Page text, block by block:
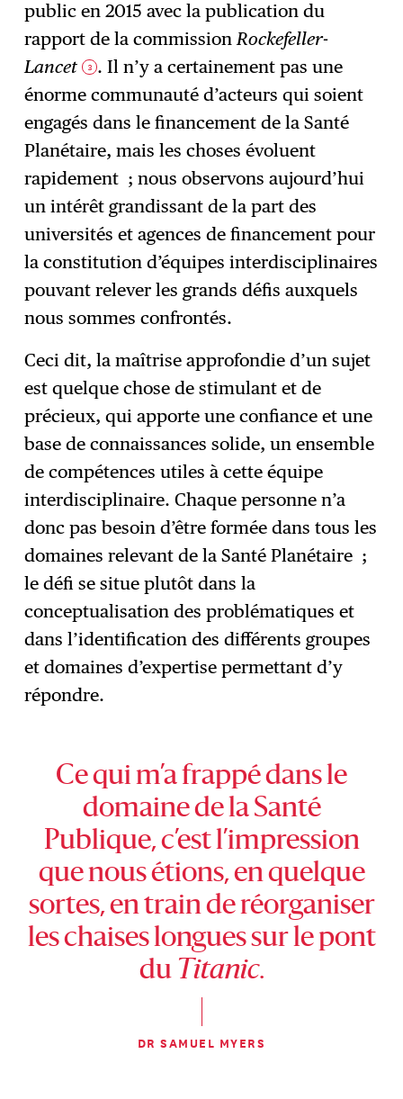
public en 2015 avec la publication du
rapport de la commissionRockefeller-
Lancet
3 . Il n’y a certainement pas une
énorme communauté d’acteurs qui soient
engagés dans le financement de la Santé
Planétaire, mais les choses évoluent
rapidement ; nous observons aujourd’hui
un intérêt grandissant de la part des
universités et agences de financement pour
la constitution d’équipes interdisciplinaires
pouvant relever les grands défis auxquels
nous sommes confrontés.
Ceci dit, la maîtrise approfondie d’un sujet
est quelque chose de stimulant et de
précieux, qui apporte une confiance et une
base de connaissances solide, un ensemble
de compétences utiles à cette équipe
interdisciplinaire. Chaque personne n’a
donc pas besoin d’être formée dans tous les
domaines relevant de la Santé Planétaire ;
le défi se situe plutôt dans la
conceptualisation des problématiques et
dans l’identification des différents groupes
et domaines d’expertise permettant d’y
répondre.
Ce qui m’a frappé dans le
domaine de la Santé
Publique, c’est l’impression
que nous étions, en quelque
sortes, en train de réorganiser
les chaises longues sur le pont
du Titanic.
DR SAMUEL MYERS